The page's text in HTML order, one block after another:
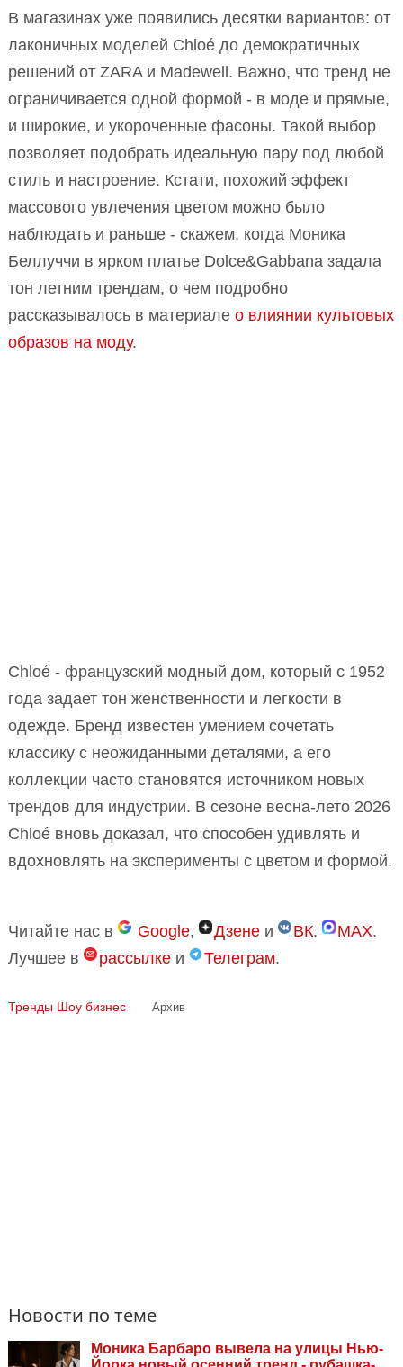
В магазинах уже появились десятки вариантов: от
лаконичных моделей Chloé до демократичных
решений от ZARA и Madewell. Важно, что тренд не
ограничивается одной формой - в моде и прямые,
и широкие, и укороченные фасоны. Такой выбор
позволяет подобрать идеальную пару под любой
стиль и настроение. Кстати, похожий эффект
массового увлечения цветом можно было
наблюдать и раньше - скажем, когда Моника
Беллуччи в ярком платье Dolce&Gabbana задала
тон летним трендам, о чем подробно
рассказывалось в материале о влиянии культовых
образов на моду.
Chloé - французский модный дом, который с 1952
года задает тон женственности и легкости в
одежде. Бренд известен умением сочетать
классику с неожиданными деталями, а его
коллекции часто становятся источником новых
трендов для индустрии. В сезоне весна-лето 2026
Chloé вновь доказал, что способен удивлять и
вдохновлять на эксперименты с цветом и формой.
Читайте нас в Google, Дзене и ВК. MAX.
Лучшее в
рассылке и Телеграм.
Тренды Шоу бизнес Архив
Новости по теме
Моника Барбаро вывела на улицы Нью-